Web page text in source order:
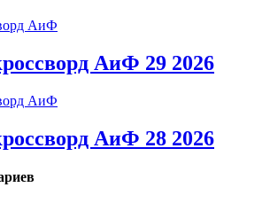
АиФ 29 2026
АиФ 28 2026